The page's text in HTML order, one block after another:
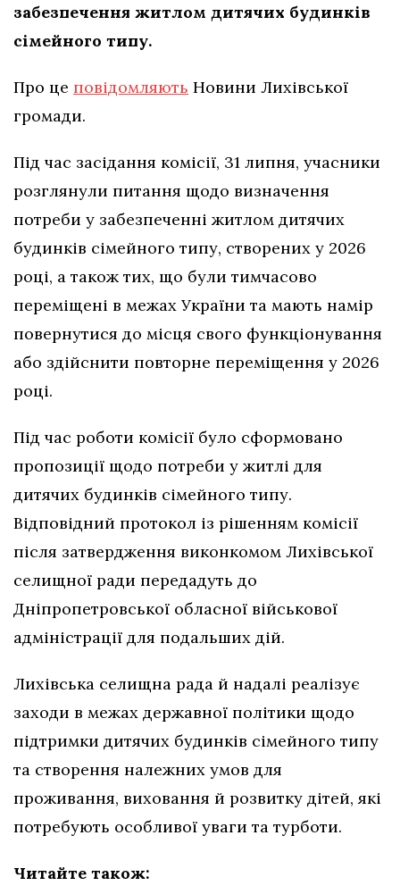
забезпечення житлом дитячих будинків
сімейного типу.
Про це повідомляють Новини Лихівської
громади.
Під час засідання комісії, 31 липня, учасники
розглянули питання щодо визначення
потреби у забезпеченні житлом дитячих
будинків сімейного типу, створених у 2026
році, а також тих, що були тимчасово
переміщені в межах України та мають намір
повернутися до місця свого функціонування
або здійснити повторне переміщення у 2026
році.
Під час роботи комісії було сформовано
пропозиції щодо потреби у житлі для
дитячих будинків сімейного типу.
Відповідний протокол із рішенням комісії
після затвердження виконкомом Лихівської
селищної ради передадуть до
Дніпропетровської обласної військової
адміністрації для подальших дій.
Лихівська селищна рада й надалі реалізує
заходи в межах державної політики щодо
підтримки дитячих будинків сімейного типу
та створення належних умов для
проживання, виховання й розвитку дітей, які
потребують особливої уваги та турботи.
Читайте також: